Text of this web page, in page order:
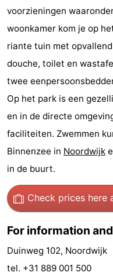
Gouden
Spar
De
Noordduinen
-
Duinresort
Dunimar
-
Noordwijkse
Duinen
-
Parc
du
Soleil
Hotels
Lastminutes
Beach
See
&
do
-
Museums
-
Monuments
-
voorzieningen
woonkamer kom je op
riante tuin met
douche, toilet en
twee
Op het park is een
en in de directe
faciliteiten. Zwemmen
Binnenzee in Noordwijk
in de buurt.
Check prices here
For information
Duinweg 102, Noordwijk
tel. +31 889 001 500